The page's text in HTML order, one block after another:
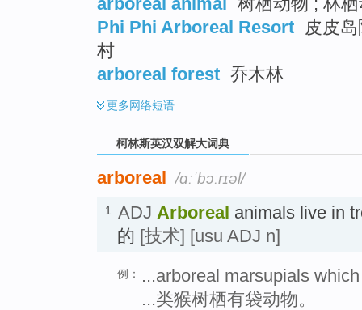
Phi Phi Arboreal Resort
皮皮
村
arboreal forest 乔木林
更多网络短语
柯林斯英汉双解大词典
arboreal /ɑːˈbɔːrɪəl/
1. ADJ Arboreal animals live in
的 [技术] [usu ADJ n]
例：
...arboreal marsupials
...类猴树栖有袋动物。